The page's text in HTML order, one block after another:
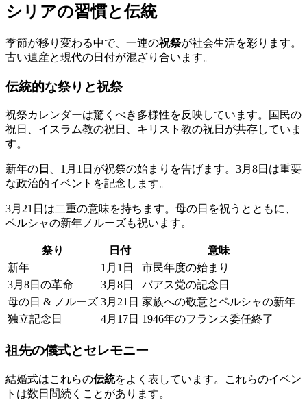
シリアの習慣と伝統
季節が移り変わる中で、一連の祝祭が社会生活を彩ります。
古い遺産と現代の日付が混ざり合います。
伝統的な祭りと祝祭
祝祭カレンダーは驚くべき多様性を反映しています。国民の
祝日、イスラム教の祝日、キリスト教の祝日が共存していま
す。
新年の 日
、1月1日が祝祭の始まりを告げます。3月8日は重要
な政治的イベントを記念します。
3月21日は二重の意味を持ちます。母の日を祝うとともに、
ペルシャの新年ノルーズも祝います。
祭り 日付
意味
新年
1月1日
市民年度の始まり
3月8日の革命
3月8日
バアス党の記念日
母の日 & ノルーズ 3月21日 家族への敬意とペルシャの新年
独立記念日
4月17日 1946年のフランス委任終了
祖先の儀式とセレモニー
結婚式はこれらの伝統をよく表しています。これらのイベン
トは数日間続くことがあります。